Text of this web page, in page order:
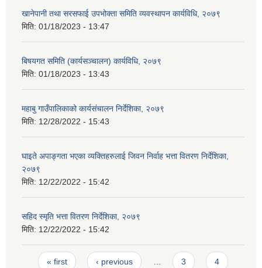
खानेपानी तथा सरसफाई उपभोक्ता समिति व्यवस्थापन कार्यविधि, २०७९
मिति: 01/18/2023 - 13:47
बिषयगत समिति (कार्यसञ्चालन) कार्यविधि, २०७९
मिति: 01/18/2023 - 13:43
महाबु गाउँपालिकाको कार्यसंचालन निर्देशिका, २०७९
मिति: 12/28/2022 - 15:43
घाइते अपाङ्गता भएका व्यक्तिहरुलाई जिवन निर्वाह भत्ता वितरण निर्देशिका,
२०७९
मिति: 12/22/2022 - 15:42
सहिद स्मृति भत्ता वितरण निर्देशिका, २०७९
मिति: 12/22/2022 - 15:42
Pages
« first ‹ previous 3 4